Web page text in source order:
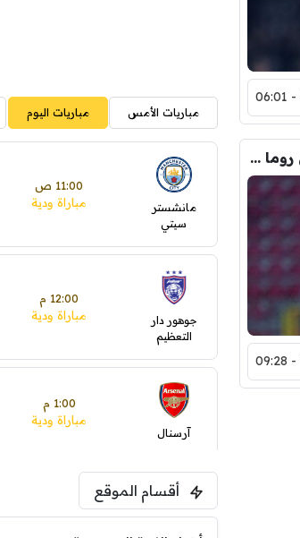
سبينازولا ينضم إلى قائمة الراحلين عن روما هذا الموسم
مباريات الأمس مباريات اليوم
مانشستر
سيتي
11:00 ص
مباراة ودية
جوهور دار
التعظيم
12:00 م
مباراة ودية
آرسنال
1:00 م
مباراة ودية
مباراة ودية
أقسام الموقع